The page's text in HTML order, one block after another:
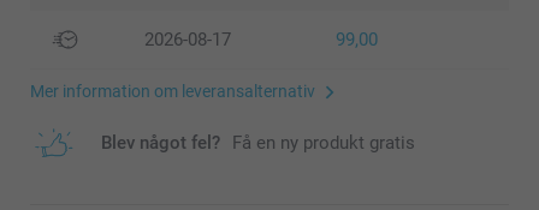
2026-08-17 99,00
Mer information om leveransalternativ
Blev något fel? Få en ny produkt gratis